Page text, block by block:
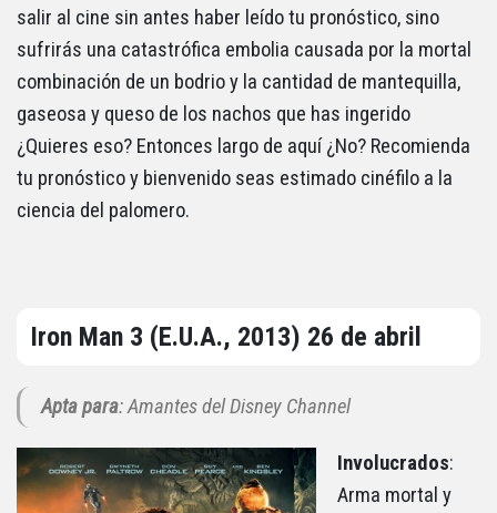
salir al cine sin antes haber leído tu pronóstico, sino
sufrirás una catastrófica embolia causada por la mortal
combinación de un bodrio y la cantidad de mantequilla,
gaseosa y queso de los nachos que has ingerido
¿Quieres eso? Entonces largo de aquí ¿No? Recomienda
tu pronóstico y bienvenido seas estimado cinéfilo a la
ciencia del palomero.
Iron Man 3 (E.U.A., 2013) 26 de abril
Apta para: Amantes del Disney Channel
Involucrados:
Arma mortal y